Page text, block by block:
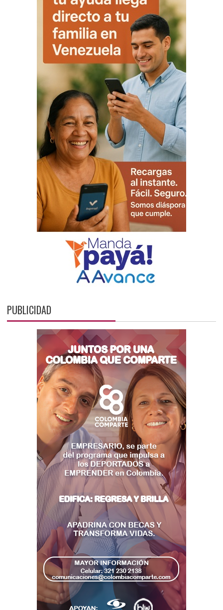
PUBLICIDAD